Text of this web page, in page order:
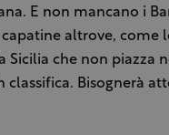
E non mancano i
altrove, come
Sicilia che non piazza
Bisognerà